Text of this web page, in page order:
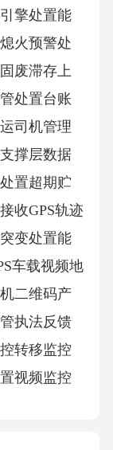
擎处置能
火预警处
废滞存上
处置台账
司机管理
撑层数据
置超期贮
收GPS轨迹
变处置能
车载视频地
二维码产
执法反馈
转移监控
视频监控